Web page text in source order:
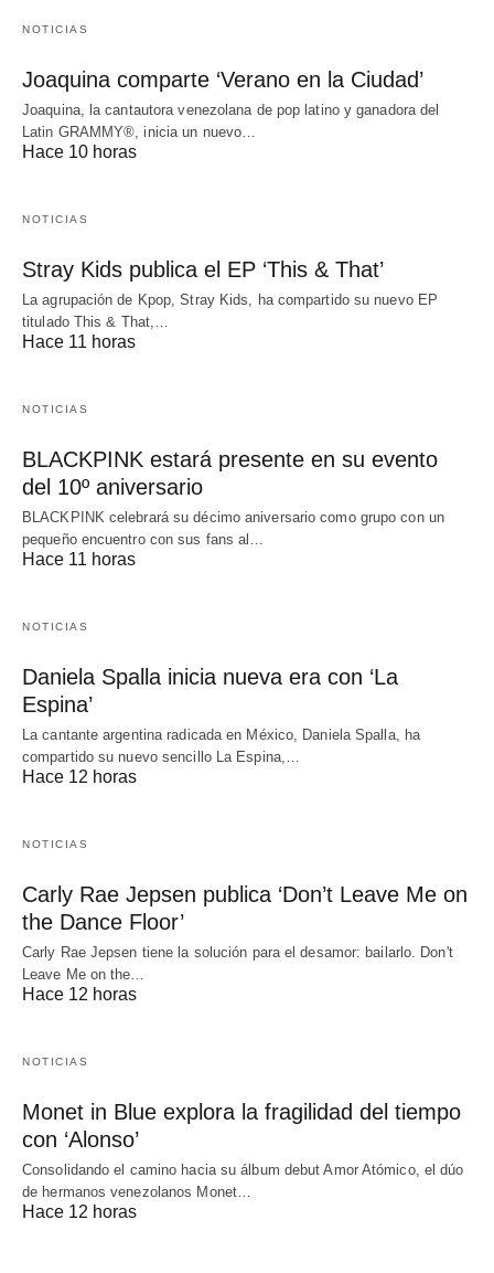
NOTICIAS
Joaquina comparte ‘Verano en la Ciudad’
Joaquina, la cantautora venezolana de pop latino y ganadora del
Latin GRAMMY®, inicia un nuevo…
Hace 10 horas
NOTICIAS
Stray Kids publica el EP ‘This & That’
La agrupación de Kpop, Stray Kids, ha compartido su nuevo EP
titulado This & That,…
Hace 11 horas
NOTICIAS
BLACKPINK estará presente en su evento
del 10º aniversario
BLACKPINK celebrará su décimo aniversario como grupo con un
pequeño encuentro con sus fans al…
Hace 11 horas
NOTICIAS
Daniela Spalla inicia nueva era con ‘La
Espina’
La cantante argentina radicada en México, Daniela Spalla, ha
compartido su nuevo sencillo La Espina,…
Hace 12 horas
NOTICIAS
Carly Rae Jepsen publica ‘Don’t Leave Me on
the Dance Floor’
Carly Rae Jepsen tiene la solución para el desamor: bailarlo. Don't
Leave Me on the…
Hace 12 horas
NOTICIAS
Monet in Blue explora la fragilidad del tiempo
con ‘Alonso’
Consolidando el camino hacia su álbum debut Amor Atómico, el dúo
de hermanos venezolanos Monet…
Hace 12 horas